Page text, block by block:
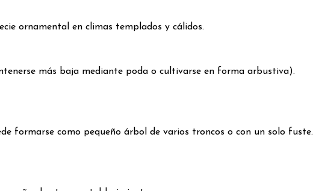
ornamental en climas templados y cálidos.
más baja mediante poda o cultivarse en forma arbustiva).
formarse como pequeño árbol de varios troncos o con un solo fuste.